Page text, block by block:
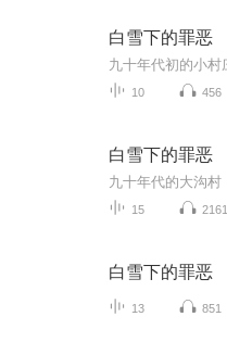
白雪下的罪恶
10 456
白雪下的罪恶
15 2161
白雪下的罪恶
13 851